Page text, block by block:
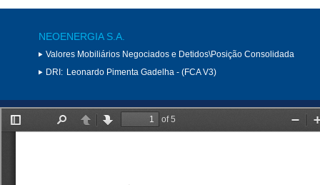
NEOENERGIA S.A.
Valores Mobiliários Negociados e Detidos\Posição Consolidada
DRI: Leonardo Pimenta Gadelha - (FCA V3)